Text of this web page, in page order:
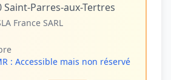
Saint-Parres-aux-Tertres
France SARL
: Accessible mais non réservé